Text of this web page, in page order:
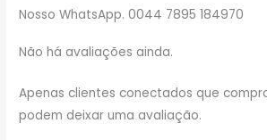
Nosso WhatsApp. 0044 7895 184970
Não há avaliações ainda.
Apenas clientes conectados que
podem deixar uma avaliação.